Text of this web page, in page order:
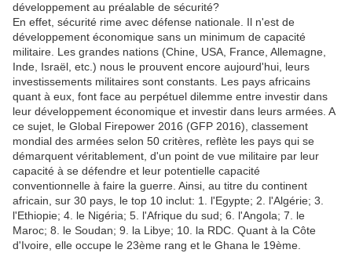
développement au préalable de sécurité?
En effet, sécurité rime avec défense nationale. Il n'est de
développement économique sans un minimum de capacité
militaire. Les grandes nations (Chine, USA, France, Allemagne,
Inde, Israël, etc.) nous le prouvent encore aujourd'hui, leurs
investissements militaires sont constants. Les pays africains
quant à eux, font face au perpétuel dilemme entre investir dans
leur développement économique et investir dans leurs armées. A
ce sujet, le Global Firepower 2016 (GFP 2016), classement
mondial des armées selon 50 critères, reflète les pays qui se
démarquent véritablement, d'un point de vue militaire par leur
capacité à se défendre et leur potentielle capacité
conventionnelle à faire la guerre. Ainsi, au titre du continent
africain, sur 30 pays, le top 10 inclut: 1. l'Egypte; 2. l'Algérie; 3.
l'Ethiopie; 4. le Nigéria; 5. l'Afrique du sud; 6. l'Angola; 7. le
Maroc; 8. le Soudan; 9. la Libye; 10. la RDC. Quant à la Côte
d'Ivoire, elle occupe le 23ème rang et le Ghana le 19ème.